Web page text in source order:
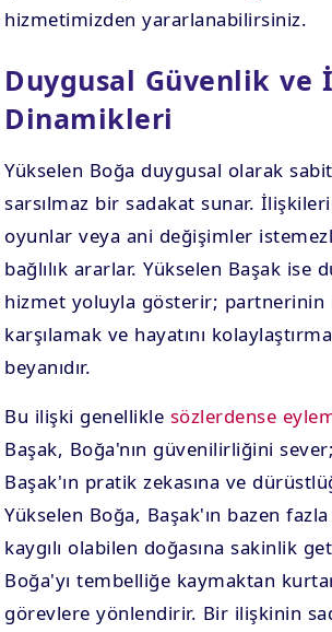
hizmetimizden yararlanabilirsiniz.
Duygusal Güvenlik ve
Dinamikleri
Yükselen Boğa duygusal olarak
sarsılmaz bir sadakat sunar.
oyunlar veya ani değişimler
bağlılık ararlar. Yükselen Başak ise
hizmet yoluyla gösterir; partnerinin
karşılamak ve hayatını
beyanıdır.
Bu ilişki genellikle sözlerdense
Başak, Boğa'nın güvenilirliğini
Başak'ın pratik zekasına ve
Yükselen Boğa, Başak'ın bazen
kaygılı olabilen doğasına sakinlik
Boğa'yı tembelliğe kaymaktan
görevlere yönlendirir. Bir ilişkinin